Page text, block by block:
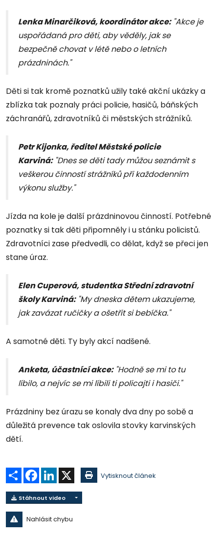
Lenka Minarčiková, koordinátor akce:"Akce je
uspořádaná pro děti, aby věděly, jak se
bezpečně chovat v létě nebo o letních
prázdninách."
Děti si tak kromě poznatků užily také akční ukázky a
zblízka tak poznaly práci policie, hasičů, báňských
záchranářů, zdravotníků či městských strážníků.
Petr Kijonka, ředitel Městské policie
Karviná:"Dnes se děti tady můžou seznámit s
veškerou činností strážníků při každodenním
výkonu služby."
Jízda na kole je další prázdninovou činností. Potřebné
poznatky si tak děti připomněly i u stánku policistů.
Zdravotníci zase předvedli, co dělat, když se přeci jen
stane úraz.
Elen Cuperová, studentka Střední zdravotní
školy Karviná:"My dneska dětem ukazujeme,
jak zavázat ručičky a ošetřit si bebíčka."
A samotné děti. Ty byly akcí nadšené.
Anketa, účastnící akce:"Hodně se mi to tu
líbilo, a nejvíc se mi líbili ti policajti i hasiči."
Prázdniny bez úrazu se konaly dva dny po sobě a
důležitá prevence tak oslovila stovky karvinských
dětí.
Sdílet Facebook
LinkedIn Vytisknout článek
Stáhnout video
Nahlásit chybu